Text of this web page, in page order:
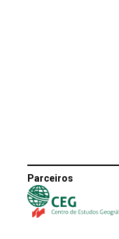
Parceiros